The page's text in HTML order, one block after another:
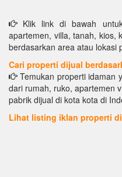
Klik link di bawah
apartemen, villa, tanah, kios,
berdasarkan area atau lokasi
Cari properti dijual
Temukan properti idaman
dari rumah, ruko, apartemen
pabrik dijual di kota kota di
Lihat listing iklan properti